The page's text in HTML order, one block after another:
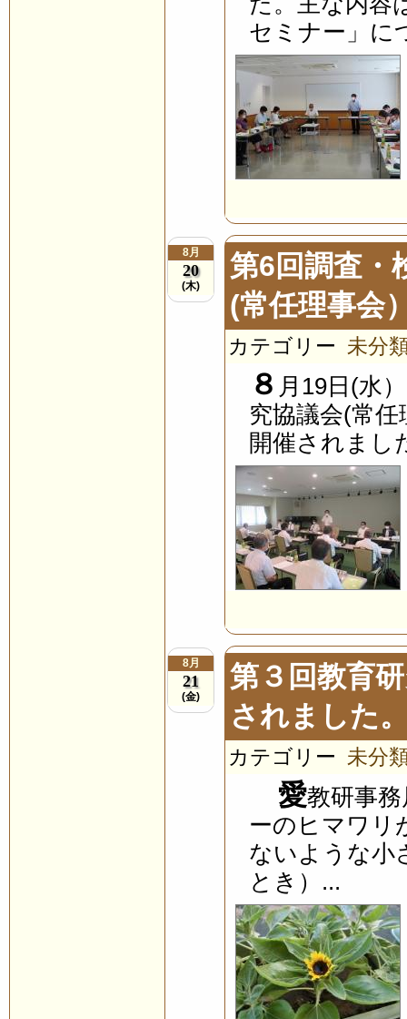
セミナー」に
8月
20
(木)
第6回調査
(常任理事会
カテゴリー 未分
８ 月19日(水
究協議会(常
開催されまし
8月
21
(金)
第３回教育
されました
カテゴリー 未分
愛教研事
ーのヒマワリ
ないような小
とき）...